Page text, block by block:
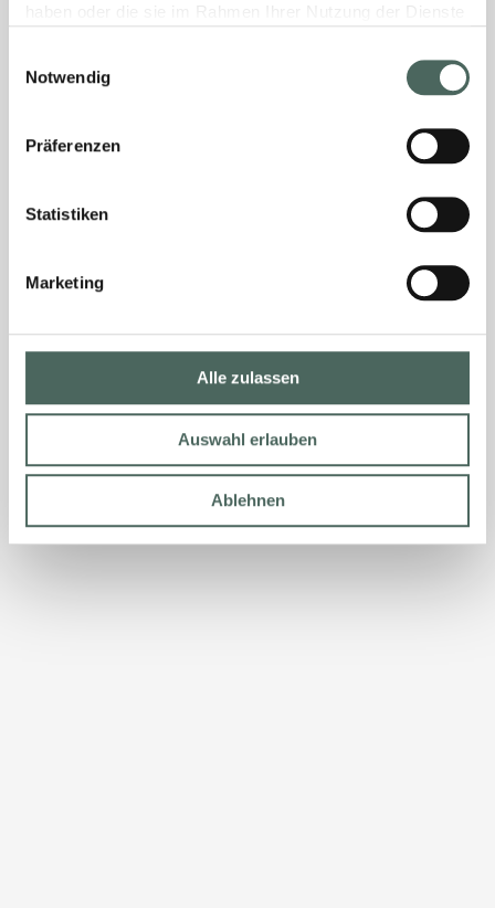
Notwendig
Präferenzen
Statistiken
Marketing
Alle zulassen
Auswahl erlauben
Ablehnen